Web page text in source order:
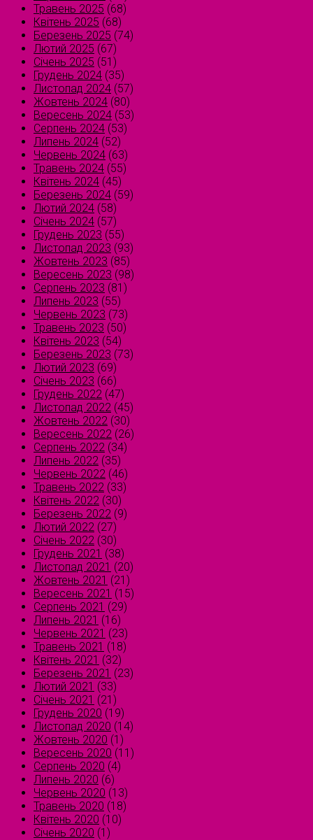
Травень 2025 (68)
Квітень 2025 (68)
Березень 2025 (74)
Лютий 2025 (67)
Січень 2025 (51)
Грудень 2024 (35)
Листопад 2024 (57)
Жовтень 2024 (80)
Вересень 2024 (53)
Серпень 2024 (53)
Липень 2024 (52)
Червень 2024 (63)
Травень 2024 (55)
Квітень 2024 (45)
Березень 2024 (59)
Лютий 2024 (58)
Січень 2024 (57)
Грудень 2023 (55)
Листопад 2023 (93)
Жовтень 2023 (85)
Вересень 2023 (98)
Серпень 2023 (81)
Липень 2023 (55)
Червень 2023 (73)
Травень 2023 (50)
Квітень 2023 (54)
Березень 2023 (73)
Лютий 2023 (69)
Січень 2023 (66)
Грудень 2022 (47)
Листопад 2022 (45)
Жовтень 2022 (30)
Вересень 2022 (26)
Серпень 2022 (34)
Липень 2022 (35)
Червень 2022 (46)
Травень 2022 (33)
Квітень 2022 (30)
Березень 2022 (9)
Лютий 2022 (27)
Січень 2022 (30)
Грудень 2021 (38)
Листопад 2021 (20)
Жовтень 2021 (21)
Вересень 2021 (15)
Серпень 2021 (29)
Липень 2021 (16)
Червень 2021 (23)
Травень 2021 (18)
Квітень 2021 (32)
Березень 2021 (23)
Лютий 2021 (33)
Січень 2021 (21)
Грудень 2020 (19)
Листопад 2020 (14)
Жовтень 2020 (1)
Вересень 2020 (11)
Серпень 2020 (4)
Липень 2020 (6)
Червень 2020 (13)
Травень 2020 (18)
Квітень 2020 (10)
Січень 2020 (1)